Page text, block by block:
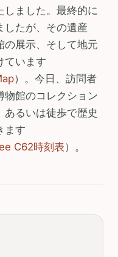
ました。最終的に
したが、その遺産
の展示、そして地元
ています
）。今日、訪問者
物館のコレクション
あるいは徒歩で歴史
ます
C62時刻表）。